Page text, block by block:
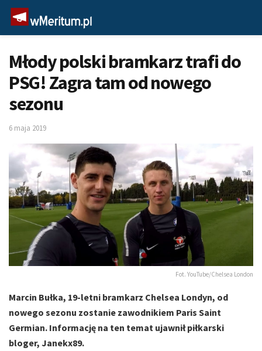
Młody polski bramkarz trafi do
PSG! Zagra tam od nowego
sezonu
6 maja 2019
Fot. YouTube/Chelsea London
Marcin Bułka, 19-letni bramkarz Chelsea Londyn, od
nowego sezonu zostanie zawodnikiem Paris Saint
Germian. Informację na ten temat ujawnił piłkarski
bloger, Janekx89.